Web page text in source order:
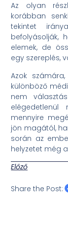
Az olyan
korábban
tekintet
befolyásolják,
elemek, de
egy szereplés,
Azok
különböző
nem
mennyire
jön magától,
során az
helyzetet még
Előző
Share the Post: